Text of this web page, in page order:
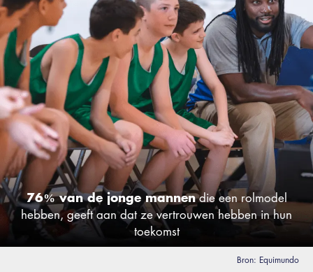
76% van de jonge mannendie een rolmodel
hebben, geeft aan dat ze vertrouwen hebben in hun
toekomst
Bron: Equimundo